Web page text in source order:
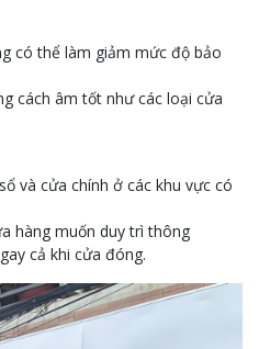
có thể làm giảm mức độ bảo
cách âm tốt như các loại cửa
và cửa chính ở các khu vực có
hàng muốn duy trì thông
cả khi cửa đóng.